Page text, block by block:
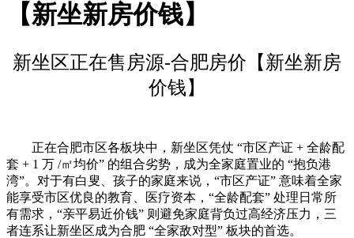
【新坐新房价钱】
新坐区正在售房源-合肥房价【新坐新房
价钱】
正在合肥市区各板块中，新坐区凭仗 “市区产证 + 全龄配
套 + 1 万 /㎡均价” 的组合劣势，成为全家庭置业的 “抱负港
湾”。对于有白叟、孩子的家庭来说，“市区产证” 意味着全家
能享受市区优良的教育、医疗资本，“全龄配套” 处理日常所
有需求，“亲平易近价钱” 则避免家庭背负过高经济压力，三
者连系让新坐区成为合肥 “全家敌对型” 板块的首选。